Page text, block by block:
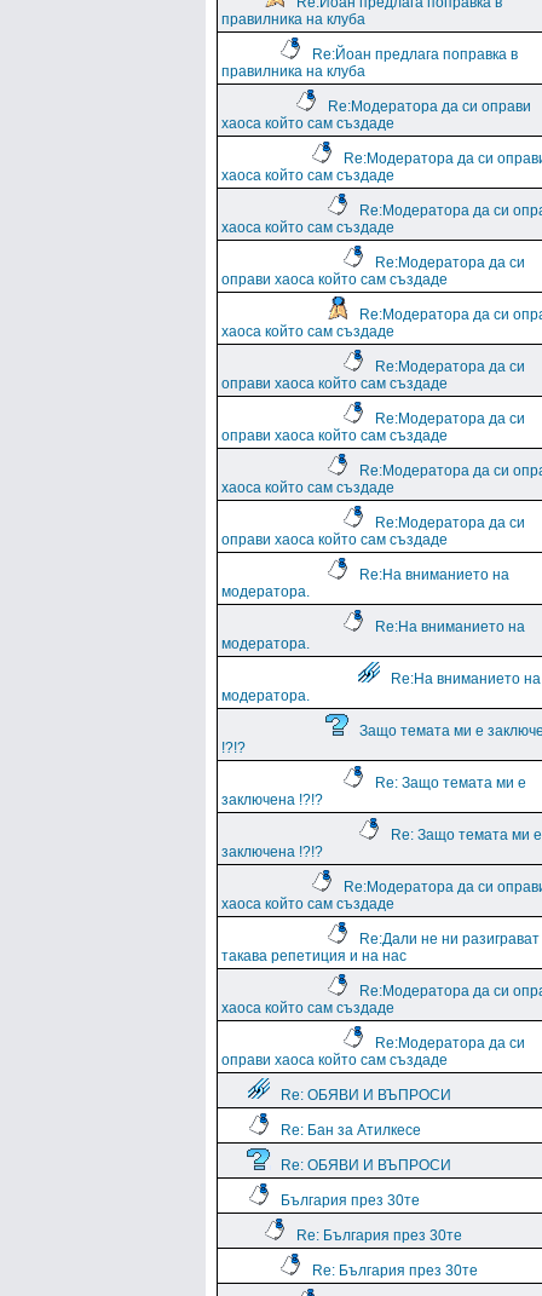
правилника на клуба
Re:Йоан предлага поправка в
правилника на клуба
Re:Модератора да си оправи
хаоса който сам създаде
Re:Модератора да си
хаоса който сам създаде
Re:Модератора да си
хаоса който сам създаде
Re:Модератора да си
оправи хаоса който сам създаде
Re:Модератора да си
хаоса който сам създаде
Re:Модератора да си
оправи хаоса който сам създаде
Re:Модератора да си
оправи хаоса който сам създаде
Re:Модератора да си
хаоса който сам създаде
Re:Модератора да си
оправи хаоса който сам създаде
Re:На вниманието на
модератора.
Re:На вниманието на
модератора.
Re:На вниманието на
модератора.
Защо темата ми е
!?!?
Re: Защо темата ми е
заключена !?!?
Re: Защо темата ми е
заключена !?!?
Re:Модератора да си
хаоса който сам създаде
Re:Дали не ни разиграват
такава репетиция и на нас
Re:Модератора да си
хаоса който сам създаде
Re:Модератора да си
оправи хаоса който сам създаде
Re: ОБЯВИ И ВЪПРОСИ
Re: Бан за Атилкесе
Re: ОБЯВИ И ВЪПРОСИ
България през 30те
Re: България през 30те
Re: България през 30те